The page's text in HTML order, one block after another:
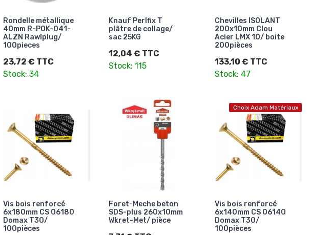
Rondelle métallique
40mm R-POK-041-
ALZN Rawlplug/
100pieces
23,72 € TTC
Stock: 34
Knauf Perlfix T
plâtre de collage/
sac 25KG
12,04 € TTC
Stock: 115
Chevilles ISOLANT
200x10mm Clou
Acier LMX 10/ boite
200pièces
133,10 € TTC
Stock: 47
Vis bois renforcé
6x180mm CS 06180
Domax T30/
100pièces
Foret-Meche beton
SDS-plus 260x10mm
Wkret-Met/ pièce
Choix Adam Matériaux
Vis bois renforcé
6x140mm CS 06140
Domax T30/
100pièces